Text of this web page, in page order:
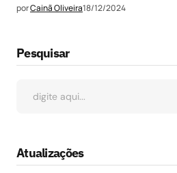
porCainã Oliveira18/12/2024
Pesquisar
Atualizações